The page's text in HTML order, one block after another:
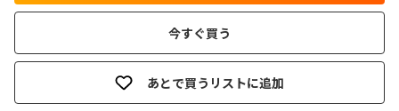
今すぐ買う
あとで買うリストに追加